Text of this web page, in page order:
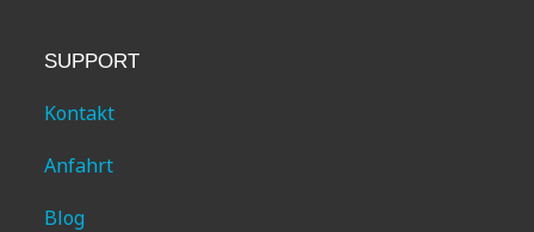
SUPPORT
Kontakt
Anfahrt
Blog